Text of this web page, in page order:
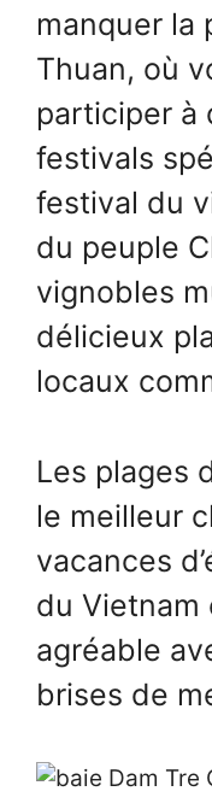
manquer la
Thuan, où
participer à
festivals
festival du
du peuple
vignobles
délicieux
locaux
Les plages
le meilleur
vacances
du Vietnam
agréable
brises de